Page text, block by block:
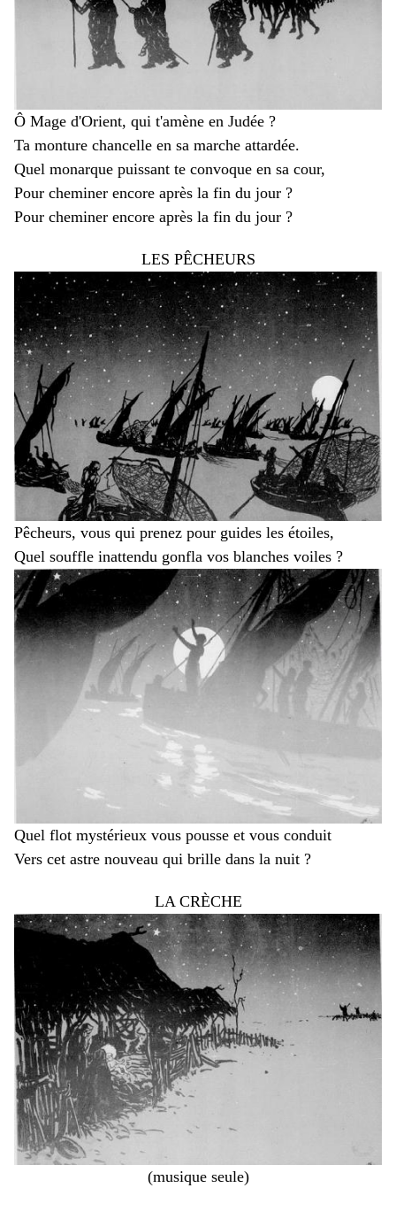
Ô Mage d'Orient, qui t'amène en Judée ?
Ta monture chancelle en sa marche attardée.
Quel monarque puissant te convoque en sa cour,
Pour cheminer encore après la fin du jour ?
Pour cheminer encore après la fin du jour ?
LES PÊCHEURS
Pêcheurs, vous qui prenez pour guides les étoiles,
Quel souffle inattendu gonfla vos blanches voiles ?
Quel flot mystérieux vous pousse et vous conduit
Vers cet astre nouveau qui brille dans la nuit ?
LA CRÈCHE
(musique seule)